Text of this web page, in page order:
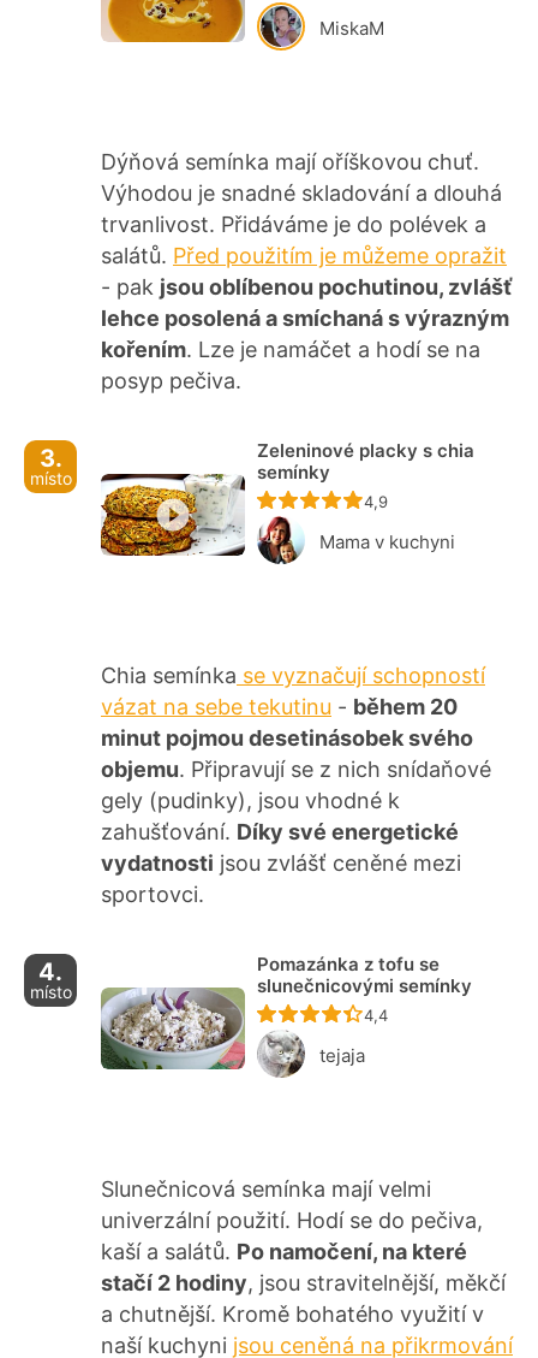
MiskaM
Dýňová semínka mají oříškovou chuť.
Výhodou je snadné skladování a dlouhá
trvanlivost. Přidáváme je do polévek a
salátů. Před použitím je můžeme opražit
- pak jsou oblíbenou pochutinou, zvlášť
lehce posolená a smíchaná s výrazným
kořením. Lze je namáčet a hodí se na
posyp pečiva.
3.
místo
Zeleninové placky s chia
semínky
Recept ještě nebyl
4,9
Mama v kuchyni
Chia semínka se vyznačují schopností
vázat na sebe tekutinu - během 20
minut pojmou desetinásobek svého
objemu. Připravují se z nich snídaňové
gely (pudinky), jsou vhodné k
zahušťování. Díky své energetické
vydatnosti jsou zvlášť ceněné mezi
sportovci.
4.
místo
Pomazánka z tofu se
slunečnicovými semínky
Recept ještě nebyl
4,4
tejaja
Slunečnicová semínka mají velmi
univerzální použití. Hodí se do pečiva,
kaší a salátů. Po namočení, na které
stačí 2 hodiny, jsou stravitelnější, měkčí
a chutnější. Kromě bohatého využití v
naší kuchyni jsou ceněná na přikrmování